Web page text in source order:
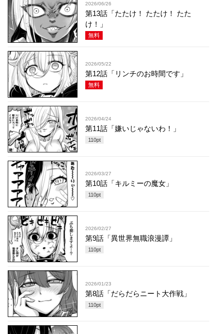
2026/06/26
第13話「たたけ！ たたけ！ たた
け！」
無料
2026/05/22
第12話「リンチのお時間です」
無料
2026/04/24
第11話「嫌いじゃないわ！」
110pt
2026/03/27
第10話「キルミーの魔女」
110pt
2026/02/27
第9話「異世界無職浪漫譚」
110pt
2026/01/23
第8話「だらだらニート大作戦」
110pt